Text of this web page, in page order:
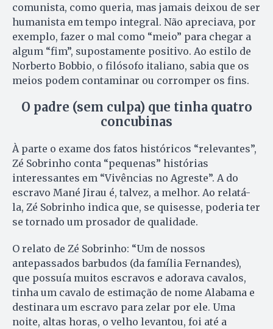
comunista, como queria, mas jamais deixou de ser
humanista em tempo integral. Não apreciava, por
exemplo, fazer o mal como “meio” para chegar a
algum “fim”, supostamente positivo. Ao estilo de
Norberto Bobbio, o filósofo italiano, sabia que os
meios podem contaminar ou corromper os fins.
O padre (sem culpa) que tinha quatro
concubinas
À parte o exame dos fatos históricos “relevantes”,
Zé Sobrinho conta “pequenas” histórias
interessantes em “Vivências no Agreste”. A do
escravo Mané Jirau é, talvez, a melhor. Ao relatá-
la, Zé Sobrinho indica que, se quisesse, poderia ter
se tornado um prosador de qualidade.
O relato de Zé Sobrinho: “Um de nossos
antepassados barbudos (da família Fernandes),
que possuía muitos escravos e adorava cavalos,
tinha um cavalo de estimação de nome Alabama e
destinara um escravo para zelar por ele. Uma
noite, altas horas, o velho levantou, foi até a